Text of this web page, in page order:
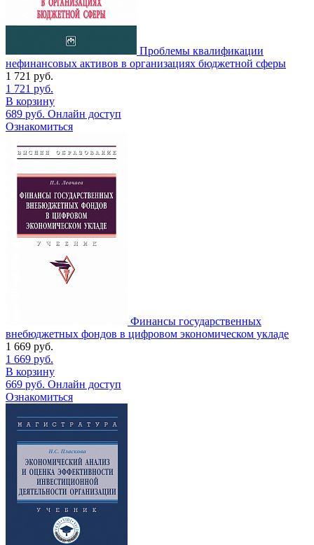
Проблемы квалификации
нефинансовых активов в организациях бюджетной сферы
1 721 руб.
1 721 руб.
В корзину
689 руб. Онлайн доступ
Ознакомиться
Финансы государственных
внебюджетных фондов в цифровом экономическом укладе
1 669 руб.
1 669 руб.
В корзину
669 руб. Онлайн доступ
Ознакомиться